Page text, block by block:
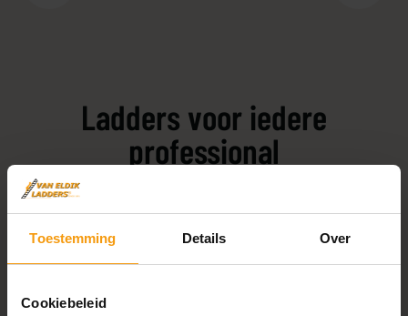
Toestemming Details Over
Cookiebeleid
Ladders voor iedere
professional
Schilders, glazenwassers, aannemers,
interieurbouwers en nog veel meer professionals; ze
vertrouwen al jaren op de kwaliteit van Van Eldik.
Waarom? We denken mee, adviseren en leveren